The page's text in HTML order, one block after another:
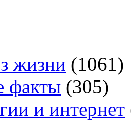
жизни (1061)
факты (305)
и интернет